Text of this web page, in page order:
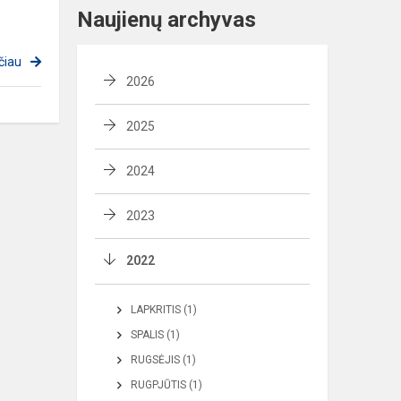
Naujienų archyvas
2026
2025
2024
2023
2022
LAPKRITIS (1)
SPALIS (1)
RUGSĖJIS (1)
RUGPJŪTIS (1)